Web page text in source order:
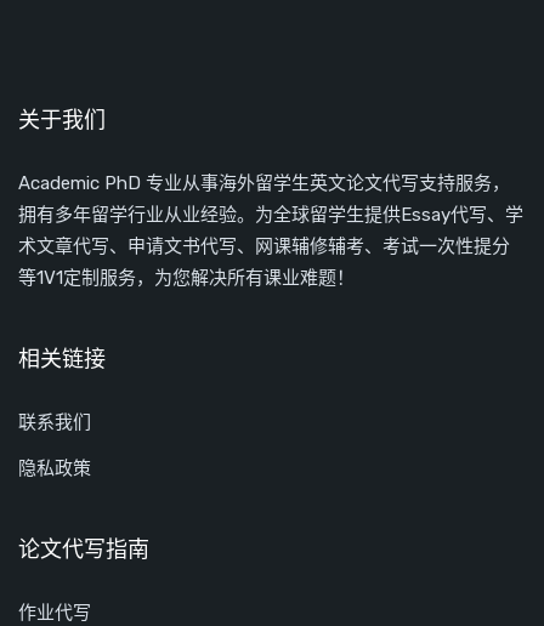
关于我们
Academic PhD 专业从事海外留学生英文论文代写支持服务，
拥有多年留学行业从业经验。为全球留学生提供Essay代写、学
术文章代写、申请文书代写、网课辅修辅考、考试一次性提分
等1V1定制服务，为您解决所有课业难题！
相关链接
联系我们
隐私政策
论文代写指南
作业代写